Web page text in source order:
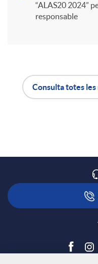
a
r
e
“ALAS20 2024”
responsable
i
ó
Consulta totes les